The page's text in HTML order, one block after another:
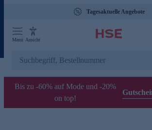
Tagesaktuelle Angebote
Menü Ansicht
Bis zu -60% auf Mode und -20%
on top!